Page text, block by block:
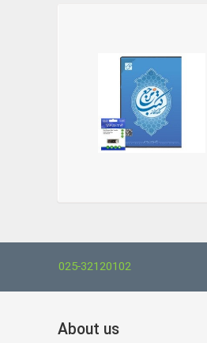
025-32120102
About us